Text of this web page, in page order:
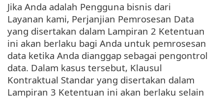
Jika Anda adalah Pengguna bisnis dari
Layanan kami, Perjanjian Pemrosesan Data
yang disertakan dalam Lampiran 2 Ketentuan
ini akan berlaku bagi Anda untuk pemrosesan
data ketika Anda dianggap sebagai pengontrol
data. Dalam kasus tersebut, Klausul
Kontraktual Standar yang disertakan dalam
Lampiran 3 Ketentuan ini akan berlaku selain